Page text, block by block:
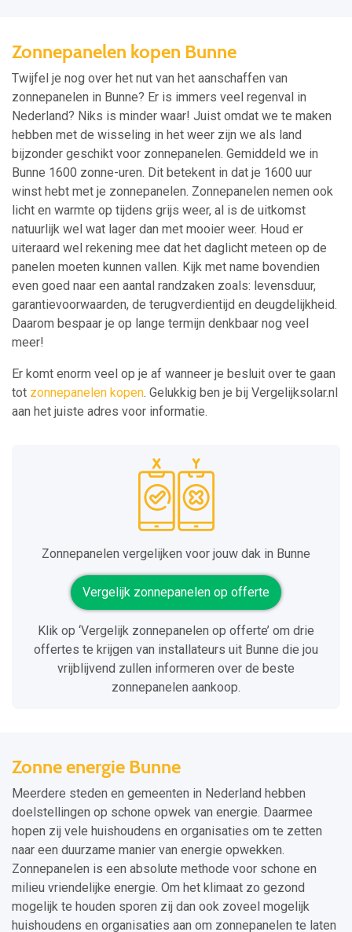
Zonnepanelen kopen Bunne
Twijfel je nog over het nut van het aanschaffen van
zonnepanelen in Bunne? Er is immers veel regenval in
Nederland? Niks is minder waar! Juist omdat we te maken
hebben met de wisseling in het weer zijn we als land
bijzonder geschikt voor zonnepanelen. Gemiddeld we in
Bunne 1600 zonne-uren. Dit betekent in dat je 1600 uur
winst hebt met je zonnepanelen. Zonnepanelen nemen ook
licht en warmte op tijdens grijs weer, al is de uitkomst
natuurlijk wel wat lager dan met mooier weer. Houd er
uiteraard wel rekening mee dat het daglicht meteen op de
panelen moeten kunnen vallen. Kijk met name bovendien
even goed naar een aantal randzaken zoals: levensduur,
garantievoorwaarden, de terugverdientijd en deugdelijkheid.
Daarom bespaar je op lange termijn denkbaar nog veel
meer!
Er komt enorm veel op je af wanneer je besluit over te gaan
tot zonnepanelen kopen. Gelukkig ben je bij Vergelijksolar.nl
aan het juiste adres voor informatie.
Zonnepanelen vergelijken voor jouw dak in Bunne
Vergelijk zonnepanelen op offerte
Klik op ‘Vergelijk zonnepanelen op offerte’ om drie
offertes te krijgen van installateurs uit Bunne die jou
vrijblijvend zullen informeren over de beste
zonnepanelen aankoop.
Zonne energie Bunne
Meerdere steden en gemeenten in Nederland hebben
doelstellingen op schone opwek van energie. Daarmee
hopen zij vele huishoudens en organisaties om te zetten
naar een duurzame manier van energie opwekken.
Zonnepanelen is een absolute methode voor schone en
milieu vriendelijke energie. Om het klimaat zo gezond
mogelijk te houden sporen zij dan ook zoveel mogelijk
huishoudens en organisaties aan om zonnepanelen te laten